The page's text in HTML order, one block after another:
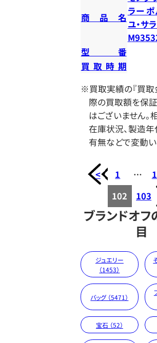
商品名
ラー ポ
ユ・サ
型番
買取時期
※買取実績の『買取
際の買取額を保
はございません。
在庫状況、製造年
有無などで変動い
< 1 …
102
103
ブランドオ
目
ジュエリー
（1453）
バッグ （5471）
宝石 （52）